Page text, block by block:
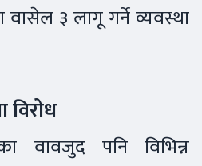
३ लागू गर्ने व्यवस्था
विरोध
वावजुद पनि विभिन्न